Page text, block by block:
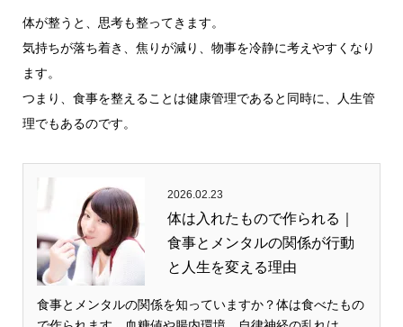
体が整うと、思考も整ってきます。
気持ちが落ち着き、焦りが減り、物事を冷静に考えやすくなり
ます。
つまり、食事を整えることは健康管理であると同時に、人生管
理でもあるのです。
2026.02.23
体は入れたもので作られる｜
食事とメンタルの関係が行動
と人生を変える理由
食事とメンタルの関係を知っていますか？体は食べたもの